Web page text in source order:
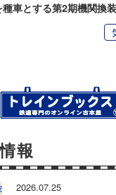
車とする第2期機関換
報
2026.07.25